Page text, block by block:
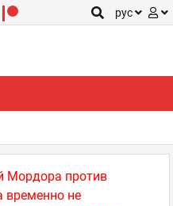
рус
Мордора против
временно не